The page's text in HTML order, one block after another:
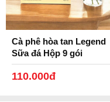
Cà phê hòa tan Legend
Sữa đá Hộp 9 gói
110.000đ